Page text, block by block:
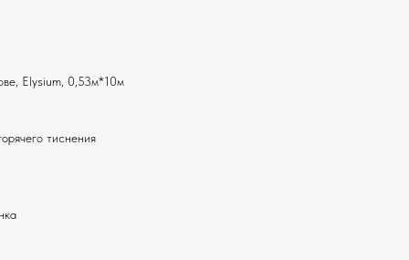
Elysium, 0,53м*10м
тиснения